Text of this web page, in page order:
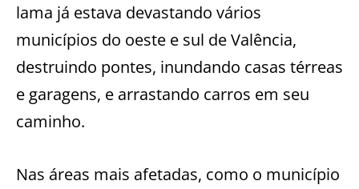
lama já estava devastando vários
municípios do oeste e sul de Valência,
destruindo pontes, inundando casas térreas
e garagens, e arrastando carros em seu
caminho.
Nas áreas mais afetadas, como o município